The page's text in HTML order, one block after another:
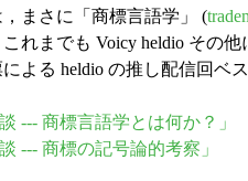
まさに「商標言語学」 (
れまでも Voicy heldio その
による heldio の推し配信回ベ
--- 商標言語学とは何か？」
--- 商標の記号論的考察」